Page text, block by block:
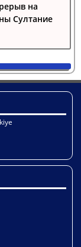
на
Султание